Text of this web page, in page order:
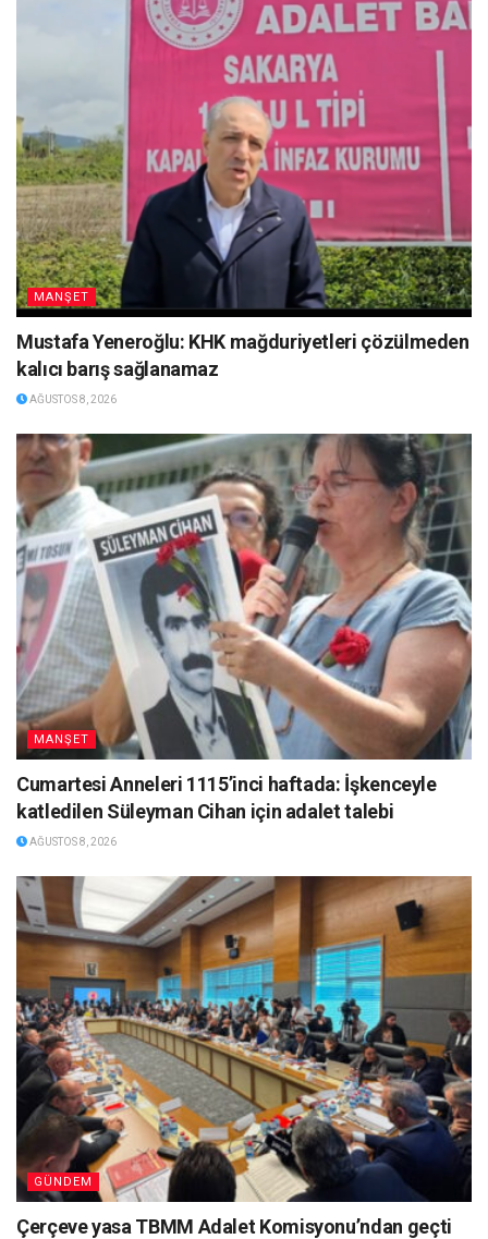
MANŞET
Mustafa Yeneroğlu: KHK mağduriyetleri çözülmeden
kalıcı barış sağlanamaz
AĞUSTOS 8, 2026
MANŞET
Cumartesi Anneleri 1115’inci haftada: İşkenceyle
katledilen Süleyman Cihan için adalet talebi
AĞUSTOS 8, 2026
GÜNDEM
Çerçeve yasa TBMM Adalet Komisyonu’ndan geçti